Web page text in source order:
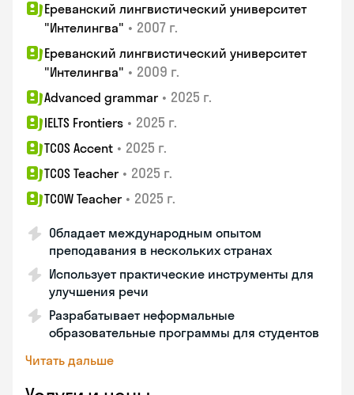
Ереванский лингвистический университет
"Интелингва" • 2007 г.
Ереванский лингвистический университет
"Интелингва" • 2009 г.
Advanced grammar • 2025 г.
IELTS Frontiers • 2025 г.
TCOS Accent • 2025 г.
TCOS Teacher • 2025 г.
TCOW Teacher • 2025 г.
Обладает международным опытом
преподавания в нескольких странах
Использует практические инструменты для
улучшения речи
Разрабатывает неформальные
образовательные программы для студентов
Читать дальше